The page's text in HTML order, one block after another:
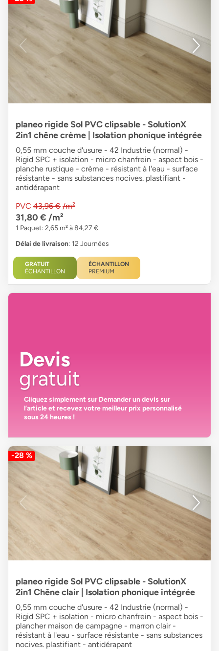
planeo rigide Sol PVC clipsable - SolutionX
2in1 chêne crème | Isolation phonique intégrée
0,55 mm couche d'usure - 42 Industrie (normal) -
Rigid SPC + isolation - micro chanfrein - aspect bois -
planche rustique - crème - résistant à l'eau - surface
résistante - sans substances nocives. plastifiant -
antidérapant
PVC 43,96 € /m²
31,80 € /m²
1 Paquet: 2,65 m² à 84,27 €
Délai de livraison: 12 Journées
GRATUIT
ÉCHANTILLON
ÉCHANTILLON
PREMIUM
Devis
gratuit
Cliquez simplement sur Demander un devissur
l’article et recevez votremeilleur prix personnalisé
sous 24 heures !
-28 %
planeo rigide Sol PVC clipsable - SolutionX
2in1 Chêne clair | Isolation phonique intégrée
0,55 mm couche d'usure - 42 Industrie (normal) -
Rigid SPC + isolation - micro chanfrein - aspect bois -
plancher maison de campagne - marron clair -
résistant à l'eau - surface résistante - sans substances
nocives. plastifiant - antidérapant